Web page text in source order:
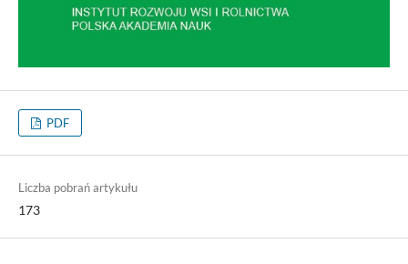
PDF
Liczba pobrań artykułu
173